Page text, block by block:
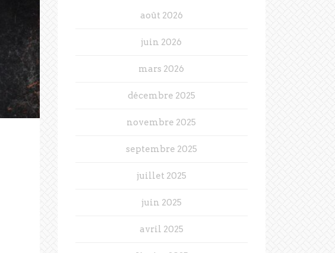
août 2026
juin 2026
mars 2026
décembre 2025
novembre 2025
septembre 2025
juillet 2025
juin 2025
avril 2025